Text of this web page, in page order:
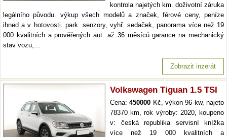
kontrola najetých km. doživotní záruka
legálního původu. výkup všech modelů a značek, férové ceny, peníze
ihned a v hotovosti. park. senzory, vyhř. sedaček, panorama více než 19
000 kvalitních a prověřených aut. až 36 měsíců garance na mechanický
stav vozu,…
Zobrazit inzerát
Volkswagen Tiguan 1.5 TSI
Cena:450000 Kč, výkon 96 kw, najeto
78370 km, rok výroby: 2020, koupeno
v: česká republika servisní knížka
více než 19 000 kvalitních a